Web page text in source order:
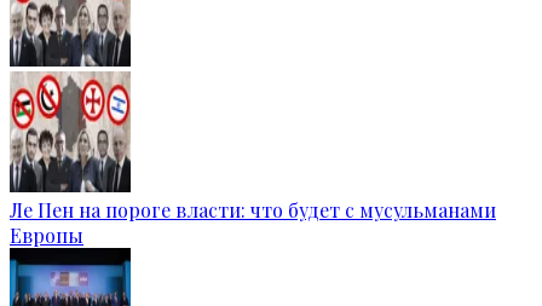
Ле Пен на пороге власти: что будет с мусульманами
Европы